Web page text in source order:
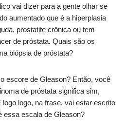
vai dizer para a gente olhar se
aumentado que é a hiperplasia
prostatite crônica ou tem
de próstata. Quais são os
biópsia de próstata?
escore de Gleason? Então, você
de próstata significa sim,
logo, na frase, vai estar escrito
essa escala de Gleason?